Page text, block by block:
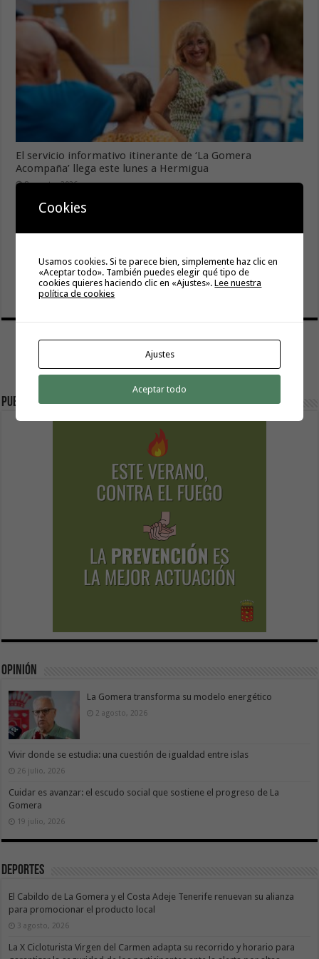
El servicio informativo itinerante de ‘La Gomera
Acompaña’ llega este lunes a Hermigua
8 agosto, 2026
Cierre del acceso al Alto de Garajonay el próximo
miércoles 12 de agosto del 2026
de nuevas viviendas públicas con la cesión de tres parcelas
municipales
8 agosto, 2026
Publicidad
Opinión
La Gomera transforma su modelo energético
2 agosto, 2026
Vivir donde se estudia: una cuestión de igualdad entre islas
26 julio, 2026
Cuidar es avanzar: el escudo social que sostiene el progreso de La
Gomera
19 julio, 2026
Deportes
El Cabildo de La Gomera y el Costa Adeje Tenerife renuevan su alianza
para promocionar el producto local
3 agosto, 2026
La X Cicloturista Virgen del Carmen adapta su recorrido y horario para
Cookies
Usamos cookies. Si te parece bien, simplemente haz clic en
«Aceptar todo». También puedes elegir qué tipo de
cookies quieres haciendo clic en «Ajustes».Lee nuestra
política de cookies
Ajustes
Aceptar todo